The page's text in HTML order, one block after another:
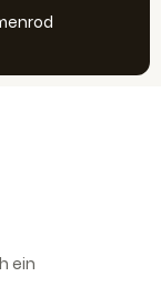
ein